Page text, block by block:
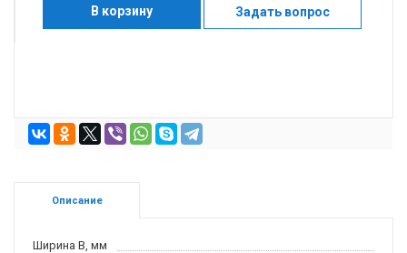
В корзину Задать вопрос
Описание
Ширина B, мм